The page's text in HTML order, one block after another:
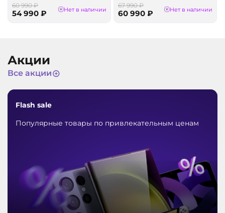
60 990 ₽
54 990 ₽ Нет в наличии
67 990 ₽
60 990 ₽ Нет в наличии
Акции
Все акции
Flash sale
Популярные товары по привлекательным ценам